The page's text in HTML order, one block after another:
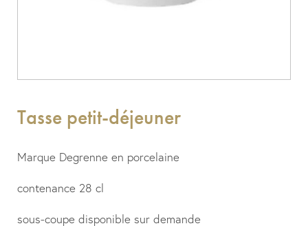
Tasse petit-déjeuner
Marque Degrenne en porcelaine
contenance 28 cl
sous-coupe disponible sur demande